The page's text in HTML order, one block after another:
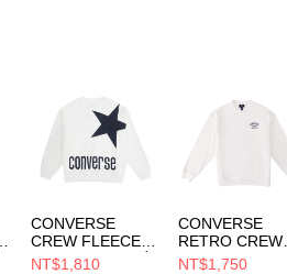
５．嚴禁一人註冊多個帳號或使用他人資
形，恩沛科技股份有限公司將有權停止該
動。
CONVERSE
CREW FLEECE
TOP EGRET 男女
NT$1,810
CONVERSE
RETRO CREW
FLEECE TOP
NT$1,750